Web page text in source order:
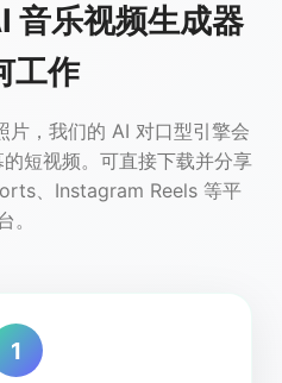
音乐视频生成器
工作
片，我们的 AI 对口型引擎会
短视频。可直接下载并分享
、Instagram Reels 等平
。
1